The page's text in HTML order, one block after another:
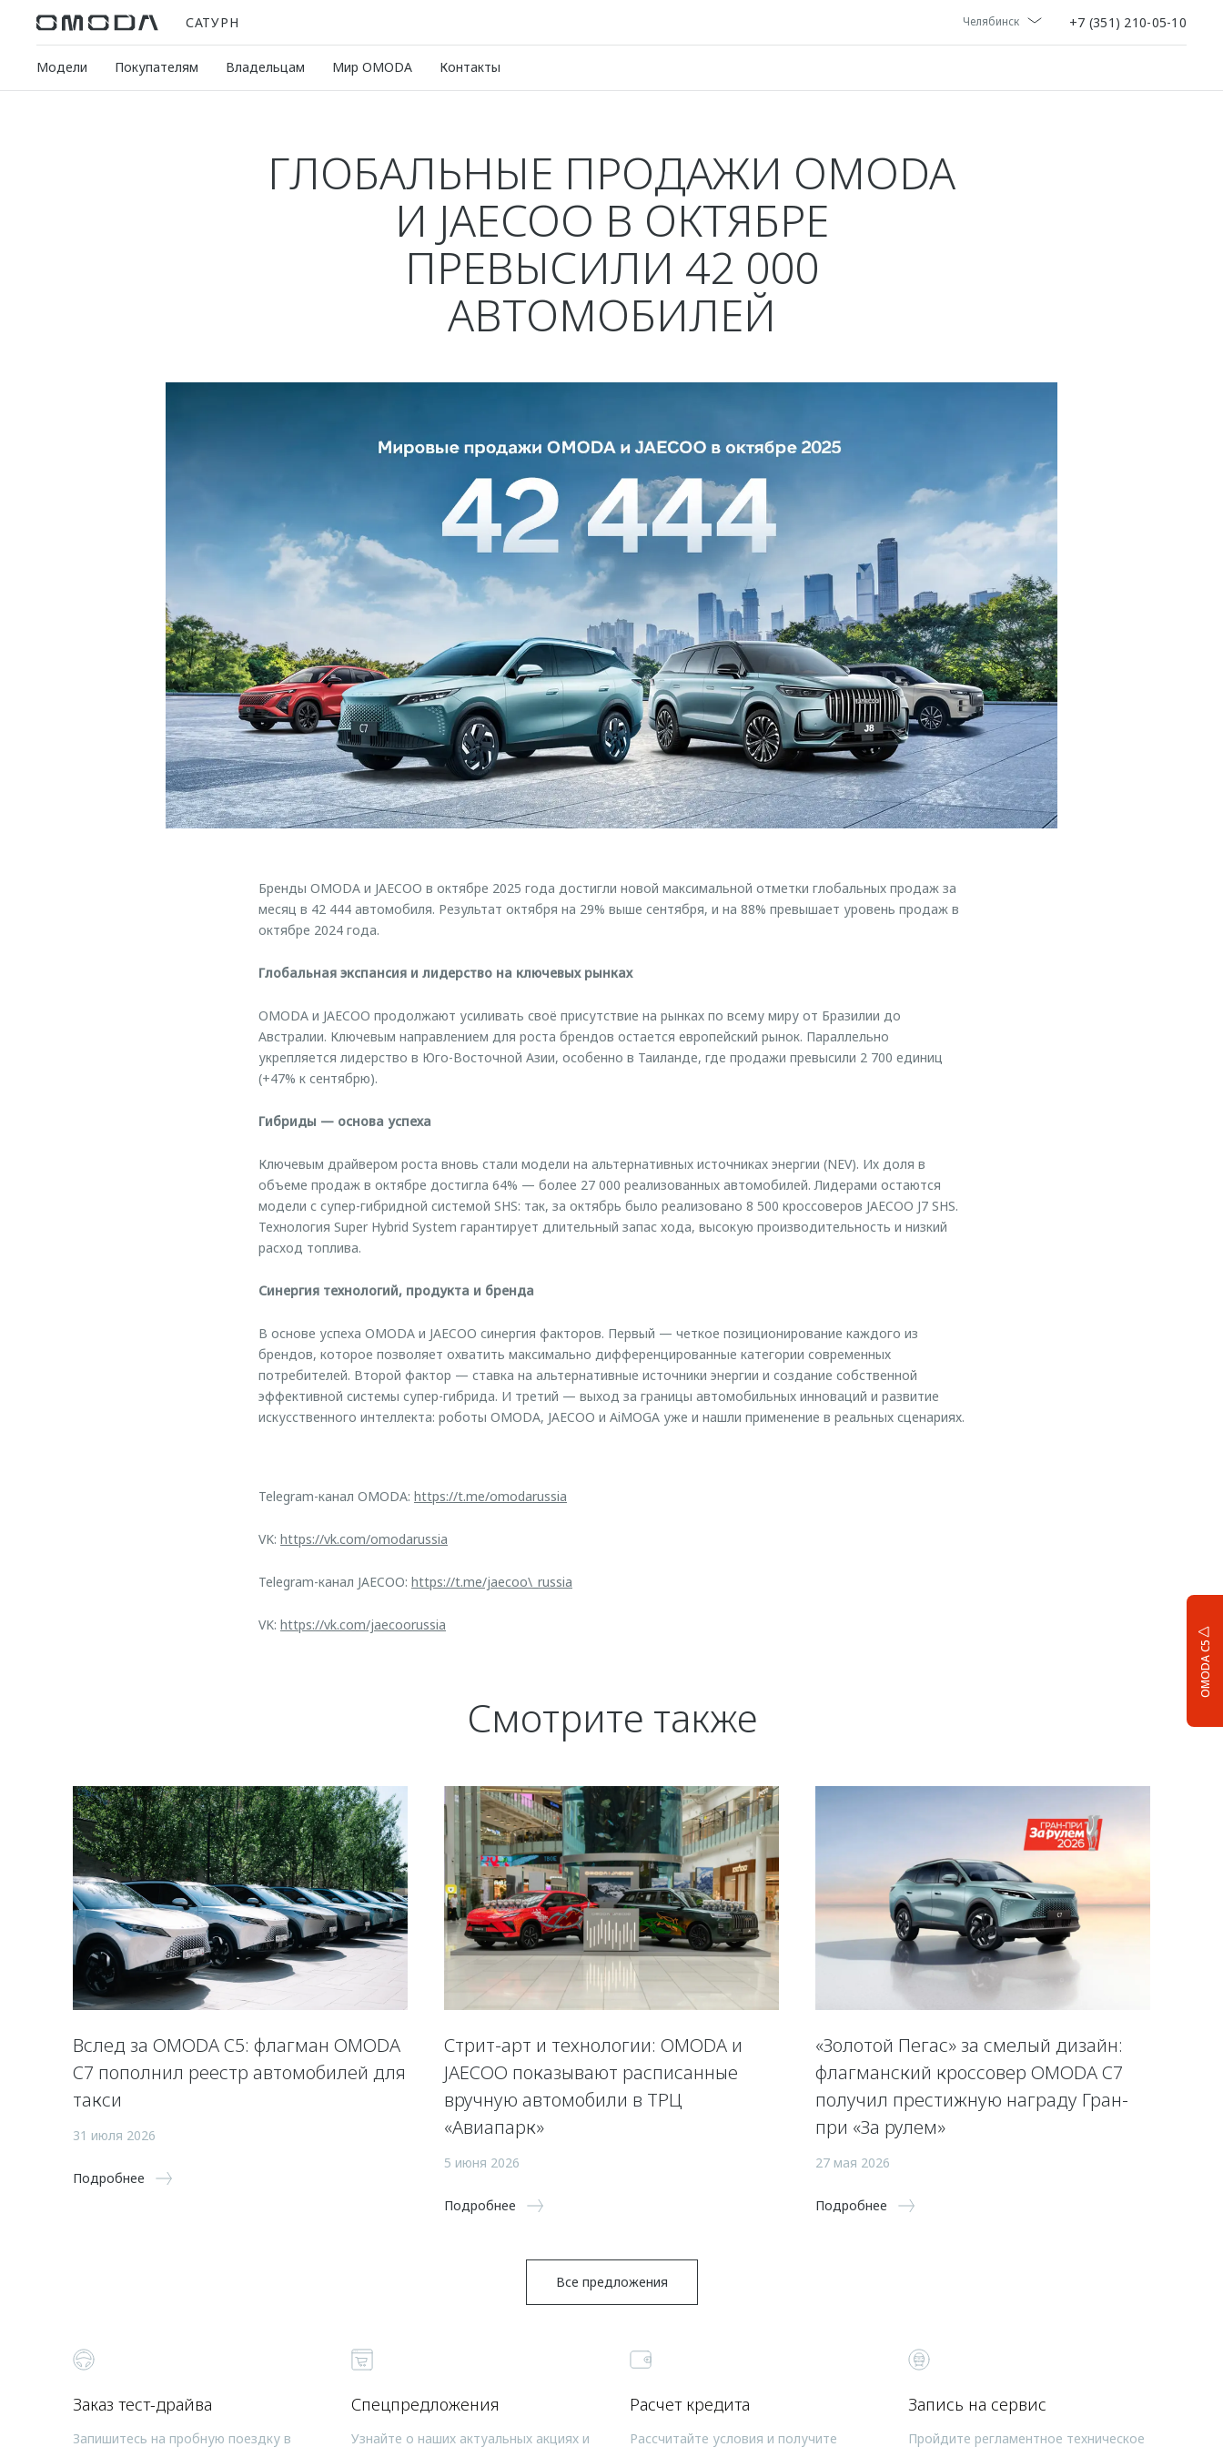
САТУРН Челябинск +7 (351) 210-05-10
Модели Покупателям Владельцам Мир OMODA Контакты
OMODA C5
ГЛОБАЛЬНЫЕ ПРОДАЖИ OMODA
И JAECOO В ОКТЯБРЕ
ПРЕВЫСИЛИ 42 000
АВТОМОБИЛЕЙ
Бренды OMODA и JAECOO в октябре 2025 года достигли новой максимальной отметки глобальных продаж за
месяц в 42 444 автомобиля. Результат октября на 29% выше сентября, и на 88% превышает уровень продаж в
октябре 2024 года.
Глобальная экспансия и лидерство на ключевых рынках
OMODA и JAECOO продолжают усиливать своё присутствие на рынках по всему миру от Бразилии до
Австралии. Ключевым направлением для роста брендов остается европейский рынок. Параллельно
укрепляется лидерство в Юго-Восточной Азии, особенно в Таиланде, где продажи превысили 2 700 единиц
(+47% к сентябрю).
Гибриды — основа успеха
Ключевым драйвером роста вновь стали модели на альтернативных источниках энергии (NEV). Их доля в
объеме продаж в октябре достигла 64% — более 27 000 реализованных автомобилей. Лидерами остаются
модели с супер-гибридной системой SHS: так, за октябрь было реализовано 8 500 кроссоверов JAECOO J7 SHS.
Технология Super Hybrid System гарантирует длительный запас хода, высокую производительность и низкий
расход топлива.
Синергия технологий, продукта и бренда
В основе успеха OMODA и JAECOO синергия факторов. Первый — четкое позиционирование каждого из
брендов, которое позволяет охватить максимально дифференцированные категории современных
потребителей. Второй фактор — ставка на альтернативные источники энергии и создание собственной
эффективной системы супер-гибрида. И третий — выход за границы автомобильных инноваций и развитие
искусственного интеллекта: роботы OMODA, JAECOO и AiMOGA уже и нашли применение в реальных сценариях.
Telegram-канал OMODA: https://t.me/omodarussia
VK: https://vk.com/omodarussia
Telegram-канал JAECOO: https://t.me/jaecoo\_russia
VK: https://vk.com/jaecoorussia
Смотрите также
Вслед за OMODA C5: флагман OMODA
C7 пополнил реестр автомобилей для
такси
31 июля 2026
Подробнее
Стрит-арт и технологии: OMODA и
JAECOO показывают расписанные
вручную автомобили в ТРЦ
«Авиапарк»
5 июня 2026
Подробнее
«Золотой Пегас» за смелый дизайн:
флагманский кроссовер OMODA C7
получил престижную награду Гран-
при «За рулем»
27 мая 2026
Подробнее
Все предложения
Заказ тест-драйва
Запишитесь на пробную поездку в
Спецпредложения
Узнайте о наших актуальных акциях и
Расчет кредита
Рассчитайте условия и получите
Запись на сервис
Пройдите регламентное техническое